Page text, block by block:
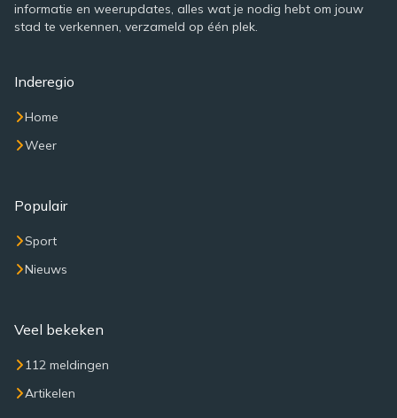
informatie en weerupdates, alles wat je nodig hebt om jouw
stad te verkennen, verzameld op één plek.
Inderegio
Home
Weer
Populair
Sport
Nieuws
Veel bekeken
112 meldingen
Artikelen